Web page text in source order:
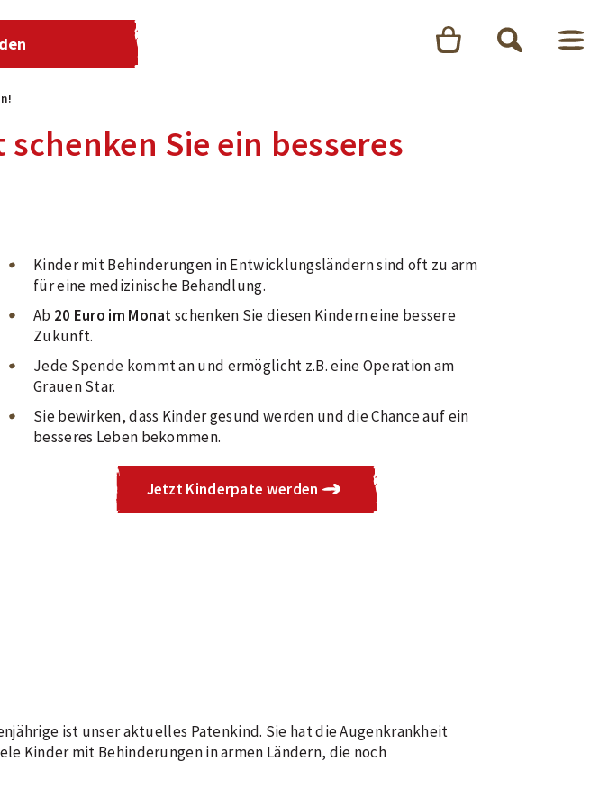
Sie ein besseres
Kinder mit Behinderungen in Entwicklungsländern sind oft zu arm
für eine medizinische Behandlung.
Ab 20 Euro im Monatschenken Sie diesen Kindern eine bessere
Zukunft.
Jede Spende kommt an und ermöglicht z.B. eine Operation am
Grauen Star.
Sie bewirken, dass Kinder gesund werden und die Chance auf ein
besseres Leben bekommen.
Jetzt Kinderpate werden
ist unser aktuelles Patenkind. Sie hat die Augenkrankheit
Kinder mit Behinderungen in armen Ländern, die noch